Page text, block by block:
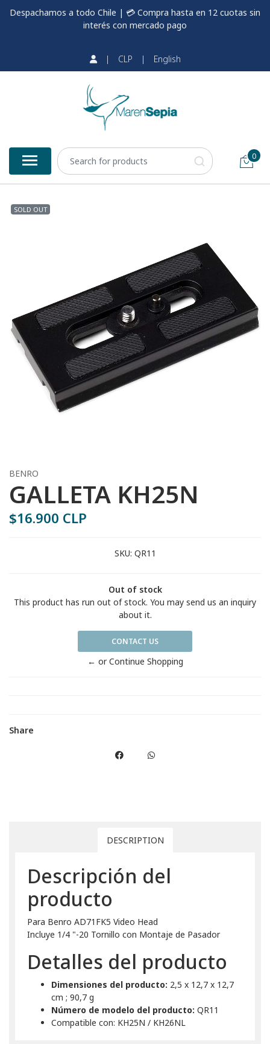
Despachamos a todo Chile | 💳 Compra hasta en 12 cuotas sin
interés con mercado pago
| CLP | English
0
SOLD OUT
BENRO
GALLETA KH25N
$16.900 CLP
SKU: QR11
Out of stock
This product has run out of stock. You may send us an inquiry
about it.
CONTACT US
← or Continue Shopping
Share
DESCRIPTION
Descripción del
producto
Para Benro AD71FK5 Video Head
Incluye 1/4 "-20 Tornillo con Montaje de Pasador
Detalles del producto
Dimensiones del producto: 2,5 x 12,7 x 12,7
cm ; 90,7 g
Número de modelo del producto: QR11
Compatible con: KH25N / KH26NL